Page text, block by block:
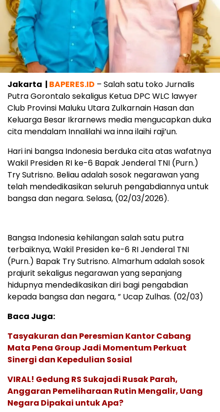
Jakarta | BAPERES.ID – Salah satu toko Jurnalis
Putra Gorontalo sekaligus Ketua DPC WLC lawyer
Club Provinsi Maluku Utara Zulkarnain Hasan dan
Keluarga Besar Ikrarnews media mengucapkan duka
cita mendalam Innalilahi wa inna ilaihi raji’un.
Hari ini bangsa Indonesia berduka cita atas wafatnya
Wakil Presiden RI ke-6 Bapak Jenderal TNI (Purn.)
Try Sutrisno. Beliau adalah sosok negarawan yang
telah mendedikasikan seluruh pengabdiannya untuk
bangsa dan negara. Selasa, (02/03/2026).
Bangsa Indonesia kehilangan salah satu putra
terbaiknya, Wakil Presiden ke-6 RI Jenderal TNI
(Purn.) Bapak Try Sutrisno. Almarhum adalah sosok
prajurit sekaligus negarawan yang sepanjang
hidupnya mendedikasikan diri bagi pengabdian
kepada bangsa dan negara, ” Ucap Zulhas. (02/03)
Baca Juga:
Tasyakuran dan Peresmian Kantor Cabang
Mata Pena Group Jadi Momentum Perkuat
Sinergi dan Kepedulian Sosial
VIRAL! Gedung RS Sukajadi Rusak Parah,
Anggaran Pemeliharaan Rutin Mengalir, Uang
Negara Dipakai untuk Apa?